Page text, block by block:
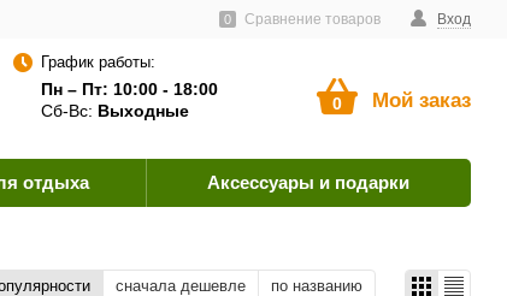
Пользовательское соглашение Как оплатить? Вход
0 Сравнение товаров
График работы:
Пн – Пт: 10:00 - 18:00
Сб-Вс: Выходные 0 Мой заказ
отдыха Аксессуары и подарки
сначала дешевле по названию